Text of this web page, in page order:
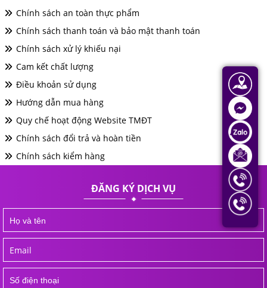
Chính sách an toàn thực phẩm
Chính sách thanh toán và bảo mật thanh toán
Chính sách xử lý khiếu nại
Cam kết chất lượng
Điều khoản sử dụng
Hướng dẫn mua hàng
Quy chế hoạt động Website TMĐT
Chính sách đổi trả và hoàn tiền
Chính sách kiểm hàng
ĐĂNG KÝ DỊCH VỤ